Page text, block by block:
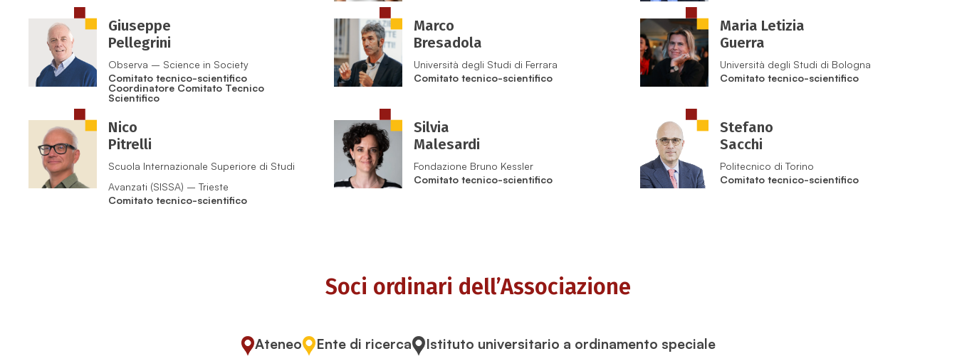
Giuseppe
Pellegrini
Observa – Science in Society
Comitato tecnico-scientifico
Coordinatore Comitato Tecnico
Scientifico
Marco
Bresadola
Università degli Studi di Ferrara
Comitato tecnico-scientifico
Maria Letizia
Guerra
Università degli Studi di Bologna
Comitato tecnico-scientifico
Nico
Pitrelli
Scuola Internazionale Superiore di Studi
Avanzati (SISSA) – Trieste
Comitato tecnico-scientifico
Silvia
Malesardi
Fondazione Bruno Kessler
Comitato tecnico-scientifico
Stefano
Sacchi
Politecnico di Torino
Comitato tecnico-scientifico
Soci ordinari dell’Associazione
Ateneo Ente di ricerca Istituto universitario a ordinamento speciale